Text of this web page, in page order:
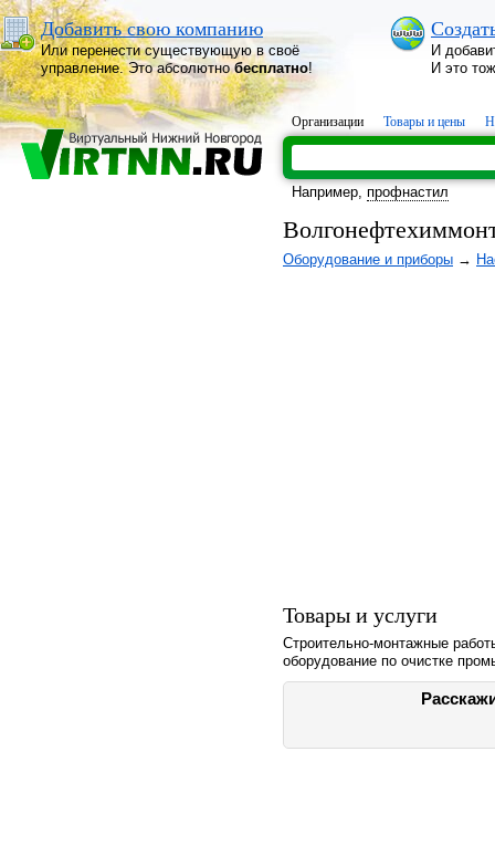
Добавить свою компанию
Или перенести существующую в своё
управление. Это абсолютнобесплатно!
И
И это
Организации Товары и цены
Например, профнастил
Оборудование и приборы →
Товары и услуги
Строительно-монтажные
оборудование по очистке